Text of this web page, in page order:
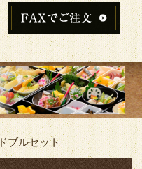
ブルセット